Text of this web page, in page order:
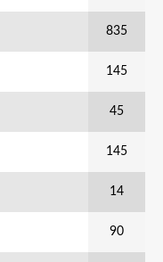
835
145
45
145
14
90